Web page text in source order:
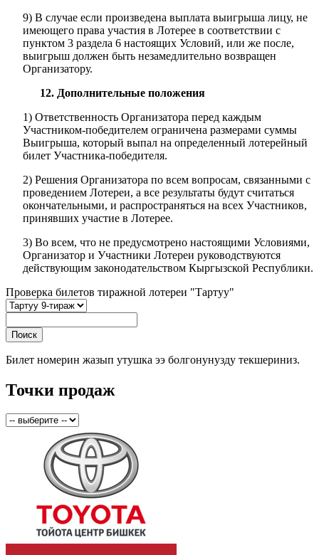
9) В случае если произведена выплата выигрыша лицу, не
имеющего права участия в Лотерее в соответствии с
пунктом 3 раздела 6 настоящих Условий, или же после,
выигрыш должен быть незамедлительно возвращен
Организатору.
12. Дополнительные положения
1) Ответственность Организатора перед каждым
Участником-победителем ограничена размерами суммы
Выигрыша, который выпал на определенный лотерейный
билет Участника-победителя.
2) Решения Организатора по всем вопросам, связанными с
проведением Лотереи, а все результаты будут считаться
окончательными, и распространяться на всех Участников,
принявших участие в Лотерее.
3) Во всем, что не предусмотрено настоящими Условиями,
Организатор и Участники Лотереи руководствуются
действующим законодательством Кыргызской Республики.
Проверка билетов тиражной лотереи "Тартуу"
Билет номерин жазып утушка ээ болгонунузду текшериниз.
Точки продаж